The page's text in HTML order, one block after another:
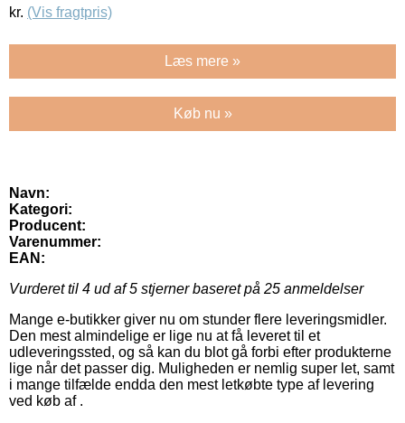
kr. (Vis fragtpris)
Læs mere »
Køb nu »
Navn:
Kategori:
Producent:
Varenummer:
EAN:
Vurderet til 4 ud af 5 stjerner baseret på 25 anmeldelser
Mange e-butikker giver nu om stunder flere leveringsmidler.
Den mest almindelige er lige nu at få leveret til et
udleveringssted, og så kan du blot gå forbi efter produkterne
lige når det passer dig. Muligheden er nemlig super let, samt
i mange tilfælde endda den mest letkøbte type af levering
ved køb af .